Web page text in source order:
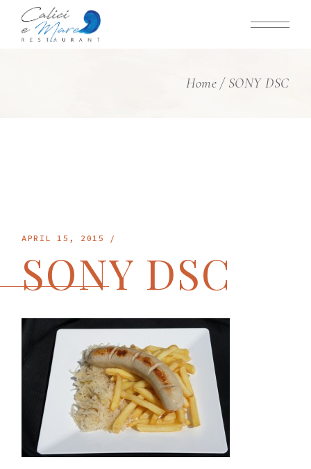
content
Home SONY DSC
APRIL 15, 2015
SONY DSC